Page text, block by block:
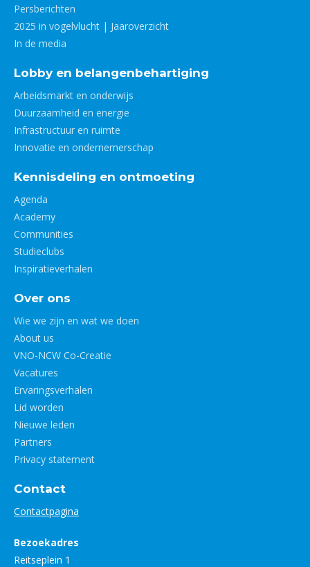
Persberichten
2025 in vogelvlucht | Jaaroverzicht
In de media
Lobby en belangenbehartiging
Arbeidsmarkt en onderwijs
Duurzaamheid en energie
Infrastructuur en ruimte
Innovatie en ondernemerschap
Kennisdeling en ontmoeting
Agenda
Academy
Communities
Studieclubs
Inspiratieverhalen
Over ons
Wie we zijn en wat we doen
About us
VNO-NCW Co-Creatie
Vacatures
Ervaringsverhalen
Lid worden
Nieuwe leden
Partners
Privacy statement
Contact
Contactpagina
Bezoekadres
Reitseplein 1